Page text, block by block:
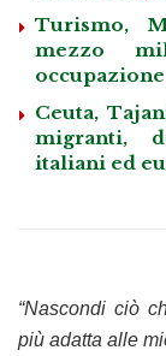
Turismo,
mezzo
occupazione
Ceuta,
migranti,
italiani ed
“Nascondi ciò
più adatta alle